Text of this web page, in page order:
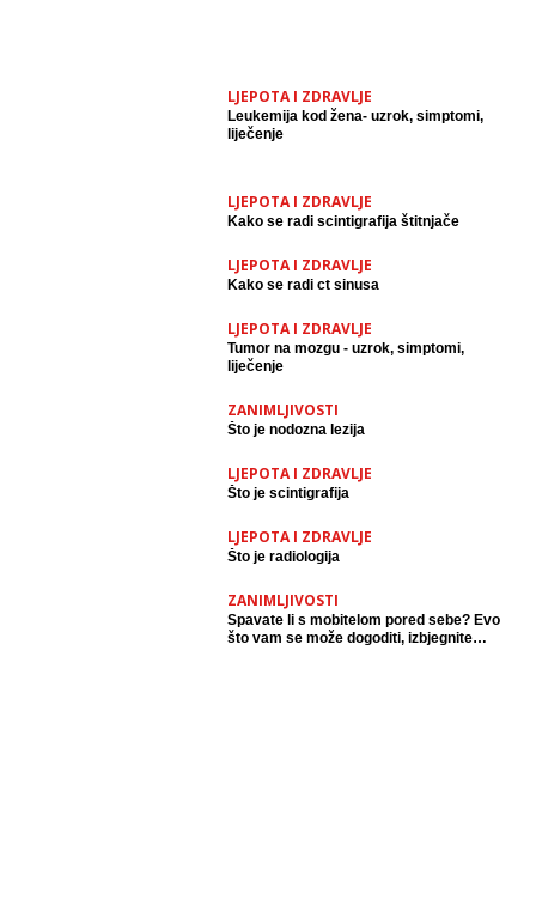
LJEPOTA I ZDRAVLJE
Leukemija kod žena- uzrok, simptomi,
liječenje
LJEPOTA I ZDRAVLJE
Kako se radi scintigrafija štitnjače
LJEPOTA I ZDRAVLJE
Kako se radi ct sinusa
LJEPOTA I ZDRAVLJE
Tumor na mozgu - uzrok, simptomi,
liječenje
ZANIMLJIVOSTI
Što je nodozna lezija
LJEPOTA I ZDRAVLJE
Što je scintigrafija
LJEPOTA I ZDRAVLJE
Što je radiologija
ZANIMLJIVOSTI
Spavate li s mobitelom pored sebe? Evo
što vam se može dogoditi, izbjegnite